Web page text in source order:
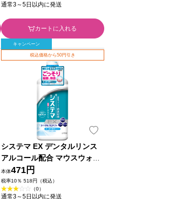
通常3～5日以内に発送
カートに入れる
キャンペーン
税込価格から50円引き
システマ EX デンタルリンス
アルコール配合 マウスウォッ
シュ ４５０ｍｌ ライオン (医
薬部外品)
本体471円
税率10％ 518円（税込）
（0）
通常3～5日以内に発送